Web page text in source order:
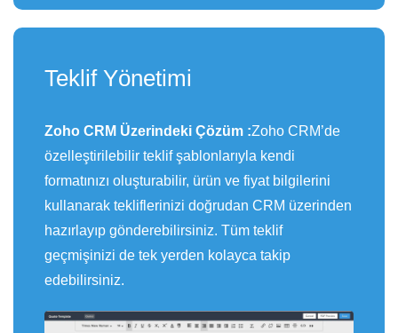
Teklif Yönetimi
Zoho CRM Üzerindeki Çözüm :Zoho CRM’de
özelleştirilebilir teklif şablonlarıyla kendi
formatınızı oluşturabilir, ürün ve fiyat bilgilerini
kullanarak tekliflerinizi doğrudan CRM üzerinden
hazırlayıp gönderebilirsiniz. Tüm teklif
geçmişinizi de tek yerden kolayca takip
edebilirsiniz.